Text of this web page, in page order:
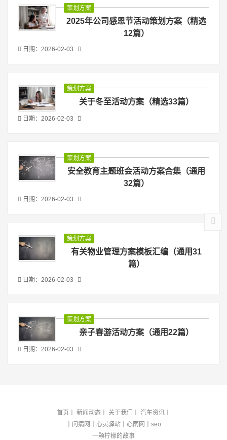
策划方案
2025年公司感恩节活动策划方案（精选
12篇）
日期：2026-02-03
策划方案
关于冬至活动方案（精选33篇）
日期：2026-02-03
策划方案
安全教育主题班会活动方案合集（通用
32篇）
日期：2026-02-03
策划方案
有关物业管理方案模板汇编（通用31
篇）
日期：2026-02-03
策划方案
亲子春游活动方案（通用22篇）
日期：2026-02-03
首页 新闻动态丨 关于我们 汽车资讯丨
问病网 心灵驿站 心雨网
seo
一颗柠檬的故事